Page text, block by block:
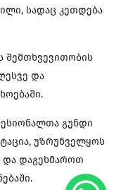
სადაც კეთდება
შემთხვევითობის
და
გუნდი
უზრუნველყოს
და დაგეხმაროთ